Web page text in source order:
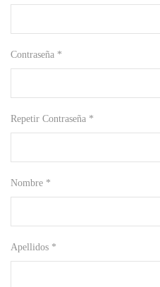
Contraseña *
Repetir Contraseña *
Nombre *
Apellidos *